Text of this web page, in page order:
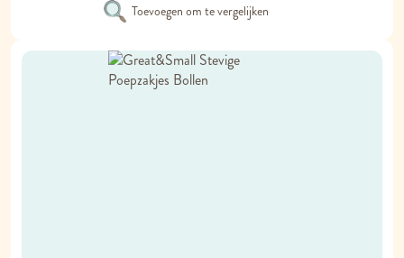
Toevoegen om te vergelijken